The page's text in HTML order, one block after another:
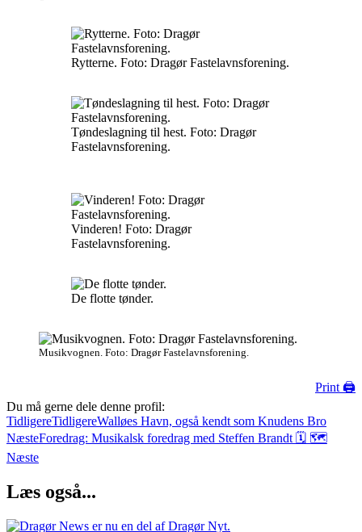
Rytterne. Foto: Dragør Fastelavnsforening.
Tøndeslagning til hest. Foto: Dragør
Fastelavnsforening.
Vinderen! Foto: Dragør
Fastelavnsforening.
De flotte tønder.
Musikvognen. Foto: Dragør Fastelavnsforening.
Print 🖨
Du må gerne dele denne profil:
TidligereTidligereWalløes Havn, også kendt som Knudens Bro
NæsteForedrag: Musikalsk foredrag med Steffen Brandt 🗓 🗺
Næste
Læs også...